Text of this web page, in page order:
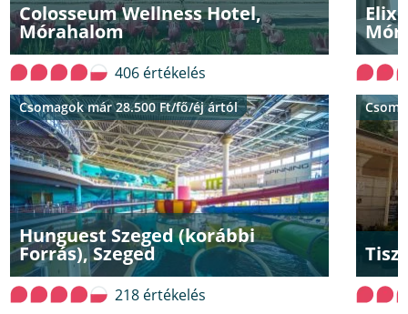
Colosseum Wellness Hotel,
Mórahalom
406 értékelés
Hunguest Szeged (korábbi
Forrás), Szeged
Csomagok már 28.500 Ft/fő/éj ártól
218 értékelés